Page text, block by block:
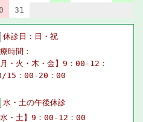
31
休診日：日・祝
時間：
月・火・木・金】9：00-12：
15：00-20：00
水・土の午後休診
水・土】9：00-12：00